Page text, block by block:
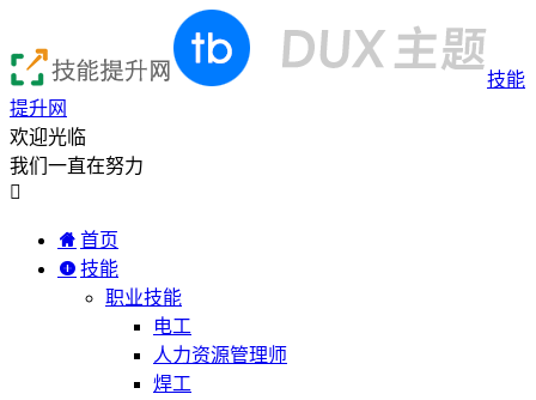
技能
提升网
欢迎光临
我们一直在努力

首页
技能
职业技能
电工
人力资源管理师
焊工